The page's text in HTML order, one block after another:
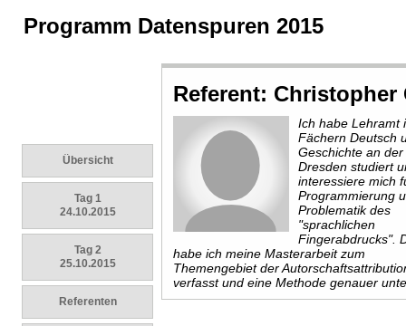
Programm Datenspuren 2015
Übersicht
Tag 1
24.10.2015
Tag 2
25.10.2015
Referenten
Referent: Christopher
Ich habe Lehramt
Fächern Deutsch
Geschichte an
Dresden studiert
interessiere mich
Programmierung
Problematik des
"sprachlichen
Fingerabdrucks".
habe ich meine Masterarbeit zum
Themengebiet der
verfasst und eine Methode genauer